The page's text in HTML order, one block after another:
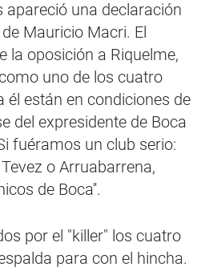
apareció una declaración
Mauricio Macri. El
la oposición a Riquelme,
uno de los cuatro
él están en condiciones de
del expresidente de Boca
fuéramos un club serio:
o Arruabarrena,
de Boca''.
por el "killer" los cuatro
para con el hincha.